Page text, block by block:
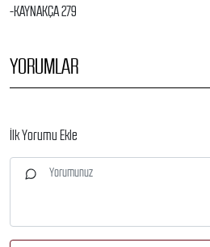
-KAYNAKÇA 279
YORUMLAR
İlk Yorumu Ekle